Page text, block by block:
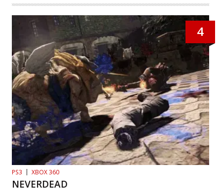
4
PS3 XBOX 360
NEVERDEAD